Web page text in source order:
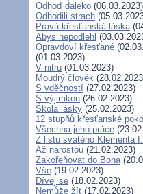
Odhoď daleko (06.03.2023)
Odhodili strach
Pravá křesťanská láska
Abys nepodlehl
Opravdoví křesťané
(01.03.2023)
V nitru (01.03.2023)
Moudrý člověk
S vděčností (27.02.2023)
S výjimkou (26.02.2023)
Škola lásky (25.02.2023)
12 stupňů křesťanské
Všechna jeho práce
Z listu svatého Klementa I.
Až narostou (21.02.2023)
Zakořeňovat do Boha
Vše (19.02.2023)
Dívej se (18.02.2023)
Nemůže žít (17.02.2023)